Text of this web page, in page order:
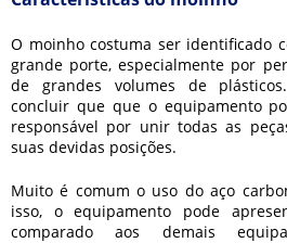
O moinho costuma ser identificado
grande porte, especialmente por
de grandes volumes de
concluir que que o equipamento
responsável por unir todas as
suas devidas posições.
Muito é comum o uso do aço
isso, o equipamento pode
comparado aos demais